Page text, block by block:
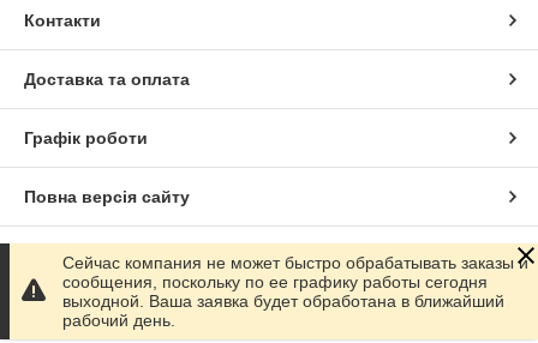
Контакти
Доставка та оплата
Графік роботи
Повна версія сайту
Сайт створено на маркетплейсі Prom.ua
Політика конфіденційності
Сейчас компания не может быстро обрабатывать заказы и
сообщения, поскольку по ее графику работы сегодня
выходной. Ваша заявка будет обработана в ближайший
рабочий день.